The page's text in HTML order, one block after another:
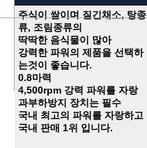
주식이 쌀이며 질긴채소, 탕종
류, 조림종류의
딱딱한 음식물이 많아
강력한 파워의 제품을 선택하
는것이 좋습니다.
0.8마력
4,500rpm 강력 파워를 자랑
과부하방지 장치는 필수
국내 최고의 파워를 자랑하고
국내 판매 1위 입니다.